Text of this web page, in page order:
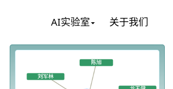
AI实验室 关于我们